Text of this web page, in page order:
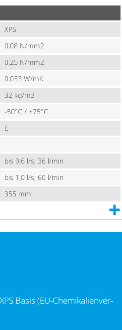
XPS
0,08 N/mm2
0,25 N/mm2
0,033 W/mK
32 kg/m3
-50°C / +75°C
E
bis 0,6 l/s; 36 l/min
bis 1,0 l/s; 60 l/min
355 mm
Basis (EU-Chemi­ka­li­en­ver­
Chemi­ka­li­en­ver­ord­nung